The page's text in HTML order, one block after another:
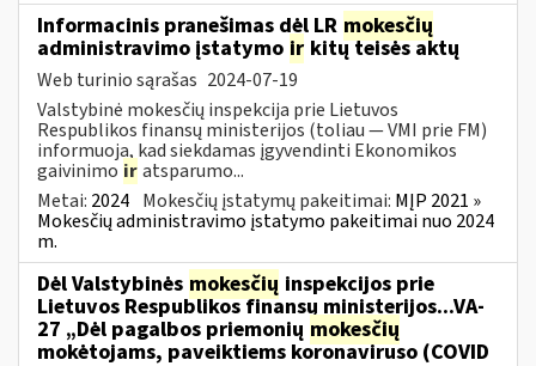
Informacinis pranešimas dėl LR mokesčių
administravimo įstatymo ir kitų teisės aktų
Web turinio sąrašas 2024-07-19
Valstybinė mokesčių inspekcija prie Lietuvos
Respublikos finansų ministerijos (toliau — VMI prie FM)
informuoja, kad siekdamas įgyvendinti Ekonomikos
gaivinimo iratsparumo...
Metai: 2024 Mokesčių įstatymų pakeitimai: MĮP 2021 »
Mokesčių administravimo įstatymo pakeitimai nuo 2024
m.
Dėl Valstybinės mokesčių inspekcijos prie
Lietuvos Respublikos finansų ministerijos...VA-
27 „Dėl pagalbos priemonių mokesčių
mokėtojams, paveiktiems koronaviruso (COVID